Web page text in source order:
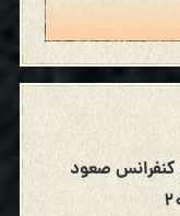
صعود